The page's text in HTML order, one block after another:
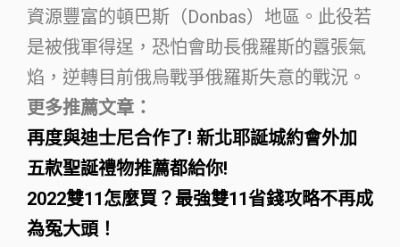
資源豐富的頓巴斯（Donbas）地區。此役若
是被俄軍得逞，恐怕會助長俄羅斯的囂張氣
焰，逆轉目前俄烏戰爭俄羅斯失意的戰況。
更多推薦文章：
再度與迪士尼合作了! 新北耶誕城約會外加
五款聖誕禮物推薦都給你!
2022雙11怎麼買？最強雙11省錢攻略不再成
為冤大頭！